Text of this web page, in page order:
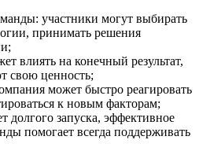
участники могут выбирать
принимать решения
влиять на конечный результат,
свою ценность;
может быстро реагировать
к новым факторам;
долгого запуска, эффективное
помогает всегда поддерживать